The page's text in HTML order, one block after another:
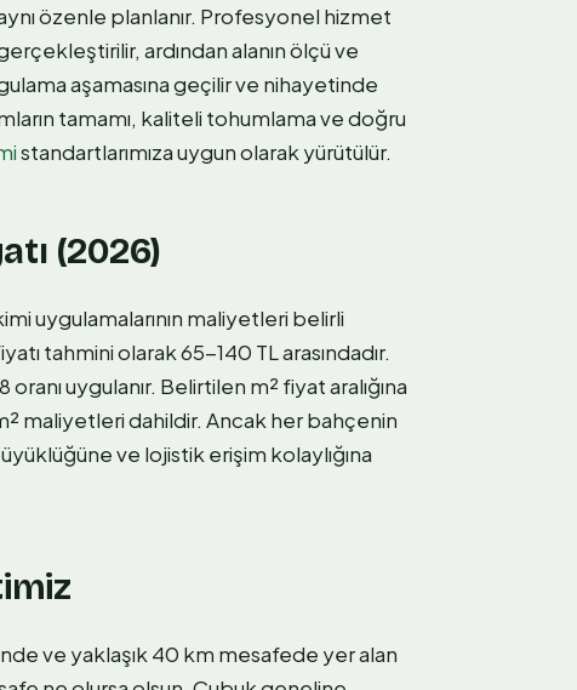
özenle planlanır. Profesyonel hizmet
ardından alanın ölçü ve
aşamasına geçilir ve nihayetinde
tamamı, kaliteli tohumlama ve doğru
standartlarımıza uygun olarak yürütülür.
(2026)
uygulamalarının maliyetleri belirli
tahmini olarak 65-140 TL arasındadır.
uygulanır. Belirtilen m² fiyat aralığına
maliyetleri dahildir. Ancak her bahçenin
ve lojistik erişim kolaylığına
ve yaklaşık 40 km mesafede yer alan